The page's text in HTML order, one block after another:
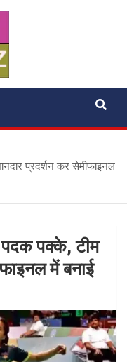
प्रदर्शन कर सेमीफाइनल
पदक पक्के, टीम
में बनाई